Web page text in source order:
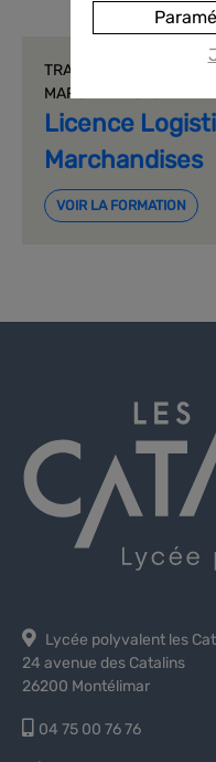
TRANSPORT | LICENCE
MARCHANDISES
Licence
Marchandises
VOIR LA FORMATION
Lycée polyvalent les
24 avenue des Catalins
26200 Montélimar
04 75 00 76 76